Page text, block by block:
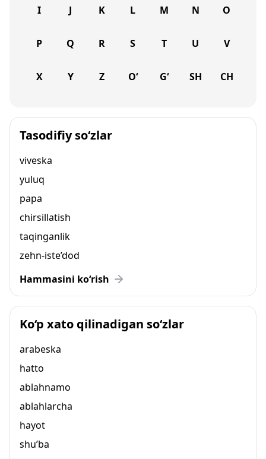
I J K L M N O
P Q R S T U V
X Y Z O‘ G‘ SH CH
Tasodifiy so‘zlar
viveska
yuluq
papa
chirsillatish
taqinganlik
zehn-iste’dod
Hammasini ko‘rish
Ko‘p xato qilinadigan so‘zlar
arabeska
hatto
ablahnamo
ablahlarcha
hayot
shu’ba